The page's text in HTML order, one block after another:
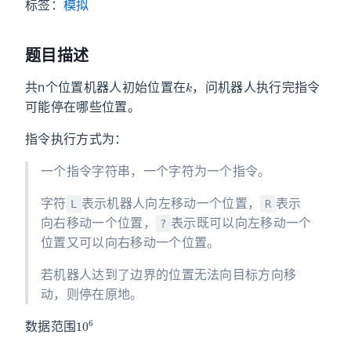
标签： 模拟
题目描述
共n个位置机器人初始位置在 ，问机器人执行完指令
可能停在哪些位置。
指令执行方式为：
一个指令字符串，一个字符为一个指令。
字符 L 表示机器人向左移动一个位置， R 表示
向右移动一个位置，
? 表示既可以向左移动一个
位置又可以向右移动一个位置。
若机器人达到了边界的位置无法向目标方向移
动，则停在原地。
数据范围